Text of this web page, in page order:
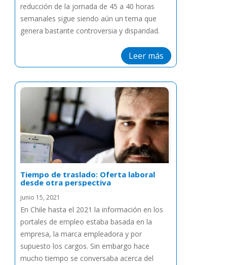
reducción de la jornada de 45 a 40 horas
semanales sigue siendo aún un tema que
genera bastante controversia y disparidad.
Leer más
Tiempo de traslado: Oferta laboral
desde otra perspectiva
junio 15, 2021
En Chile hasta el 2021 la información en los
portales de empleo estaba basada en la
empresa, la marca empleadora y por
supuesto los cargos. Sin embargo hace
mucho tiempo se conversaba acerca del